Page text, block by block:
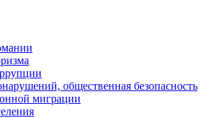
общественная безопасность
миграции